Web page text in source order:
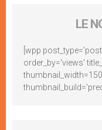
LE
[wpp
order_by='views'